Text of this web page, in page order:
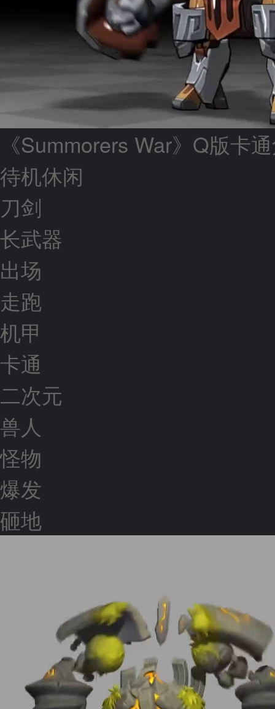
《Summorers War》Q版卡
待机休闲
刀剑
长武器
出场
走跑
机甲
卡通
二次元
兽人
怪物
爆发
砸地